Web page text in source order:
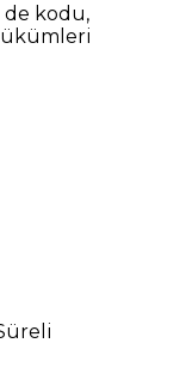
de kodu,